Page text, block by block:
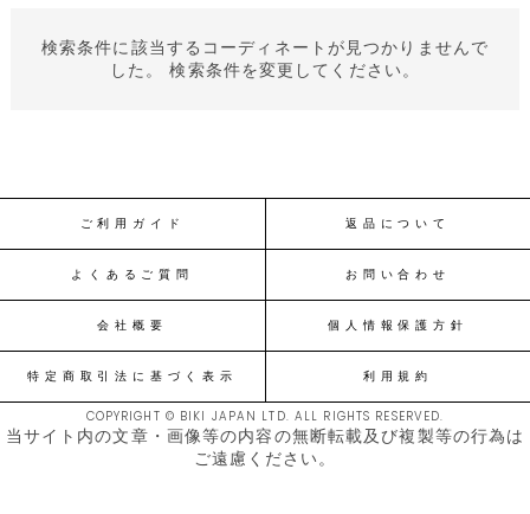
検索条件に該当するコーディネートが見つかりませんで
した。 検索条件を変更してください。
ご利用ガイド 返品について
よくあるご質問 お問い合わせ
会社概要 個人情報保護方針
特定商取引法に基づく表示 利用規約
COPYRIGHT © BIKI JAPAN LTD. ALL RIGHTS RESERVED.
当サイト内の文章・画像等の内容の無断転載及び複製等の行為は
ご遠慮ください。